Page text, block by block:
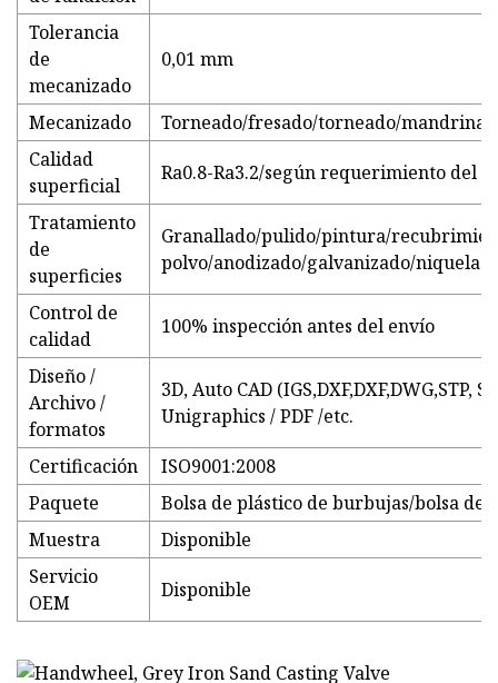
Tolerancia
de
mecanizado
0,01 mm
Mecanizado
Torneado/fresado/torneado/
Calidad
superficial
Ra0.8-Ra3.2/según requerimiento del
Tratamiento
de
superficies
Granallado/pulido/pintura/
polvo/anodizado/galvanizado/
Control de
calidad
100% inspección antes del envío
Diseño /
Archivo /
formatos
3D, Auto CAD (IGS,DXF,DXF,DWG,STP,
Unigraphics / PDF /etc.
Certificación
ISO9001:2008
Paquete
Bolsa de plástico de burbujas/bolsa
Muestra
Disponible
Servicio
OEM
Disponible